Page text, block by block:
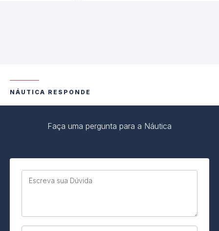
NÁUTICA RESPONDE
Faça uma pergunta para a Náutica
Escreva sua Dúvida